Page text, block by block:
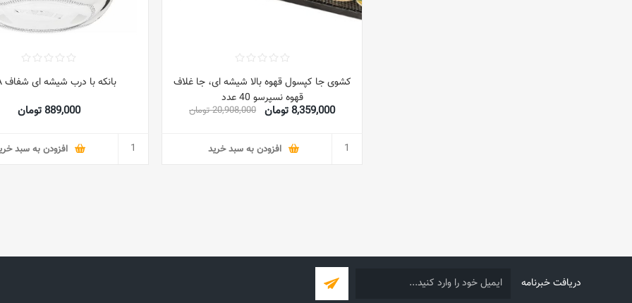
کشوی جا کپسول قهوه بالا شیشه ای، جا غلاف
قهوه نسپرسو 40 عدد
8,359,000 تومان 20,908,000 تومان
افزودن به سبد خرید
بانکه با درب شیشه ای شفاف IKEA
889,000 تومان
افزودن به سبد
دریافت خبرنامه